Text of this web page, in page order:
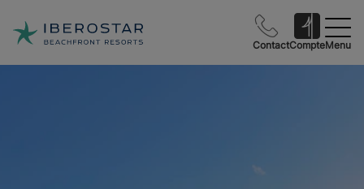
ContactCompteMenu